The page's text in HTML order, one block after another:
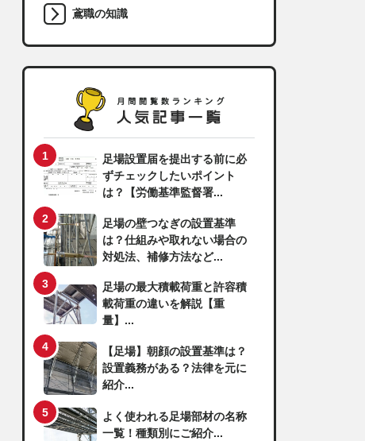
鳶職の知識
足場設置届を提出する前に必
ずチェックしたいポイント
は？【労働基準監督署...
足場の壁つなぎの設置基準
は？仕組みや取れない場合の
対処法、補修方法など...
足場の最大積載荷重と許容積
載荷重の違いを解説【重
量】...
【足場】朝顔の設置基準は？
設置義務がある？法律を元に
紹介...
よく使われる足場部材の名称
一覧！種類別にご紹介...